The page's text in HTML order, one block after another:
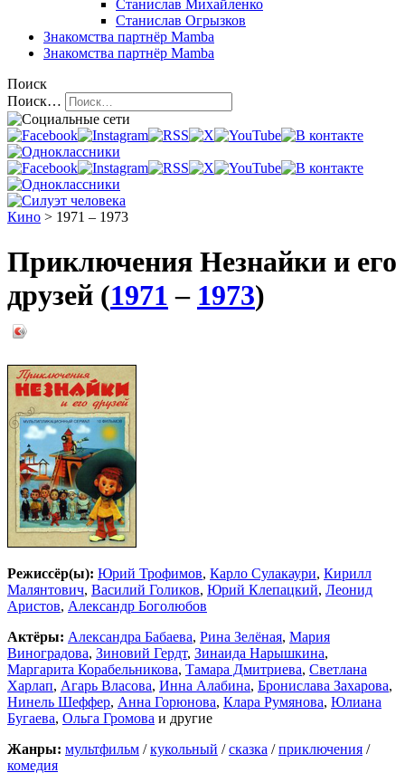
Станислав Михайленко
Станислав Огрызков
Знакомства партнёр Mamba
Знакомства партнёр Mamba
Поиск
Поиск…
Кино > 1971 – 1973
Приключения Незнайки и его
друзей (1971 – 1973)
Режиссёр(ы): Юрий Трофимов, Карло Сулакаури, Кирилл
Малянтович, Василий Голиков, Юрий Клепацкий, Леонид
Аристов, Александр Боголюбов
Актёры: Александра Бабаева, Рина Зелёная, Мария
Виноградова, Зиновий Гердт, Зинаида Нарышкина,
Маргарита Корабельникова, Тамара Дмитриева, Светлана
Харлап, Агарь Власова, Инна Алабина, Бронислава Захарова,
Нинель Шеффер, Анна Горюнова, Клара Румянова, Юлиана
Бугаева, Ольга Громова и другие
Жанры: мультфильм /кукольный /сказка /приключения /
комедия